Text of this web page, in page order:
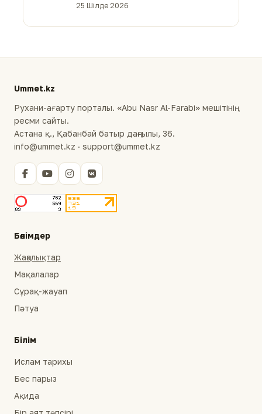
25 Шілде 2026
Ummet.kz
Рухани-ағарту порталы. «Abu Nasr Al-Farabi» мешітінің
ресми сайты.
Астана қ., Қабанбай батыр даңғылы, 36.
info@ummet.kz · support@ummet.kz
Бөлімдер
Жаңалықтар
Мақалалар
Сұрақ-жауап
Пәтуа
Білім
Ислам тарихы
Бес парыз
Ақида